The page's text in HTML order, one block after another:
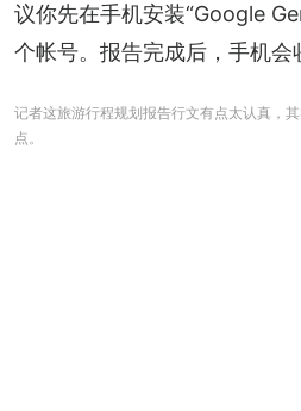
议你先在手机安装“Google
个帐号。报告完成后，手机会
记者这旅游行程规划报告行文有点太认真，
点。